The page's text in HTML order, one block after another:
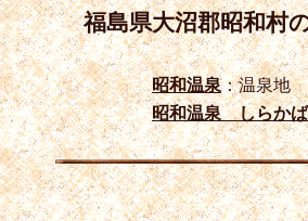
福島県大沼郡昭和村
昭和温泉：温泉地
昭和温泉 しらか